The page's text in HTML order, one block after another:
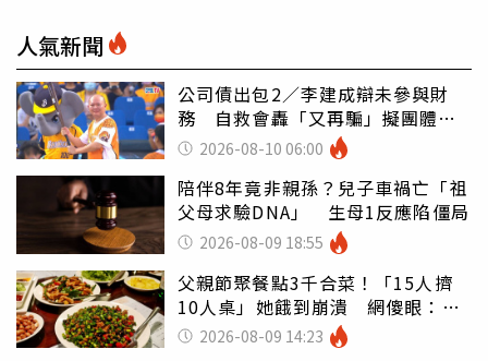
人氣新聞
公司債出包2／李建成辯未參與財
務 自救會轟「又再騙」擬團體訴
訟 2026-08-10 06:00
陪伴8年竟非親孫？兒子車禍亡「祖
父母求驗DNA」 生母1反應陷僵局
2026-08-09 18:55
父親節聚餐點3千合菜！「15人擠
10人桌」她餓到崩潰 網傻眼：讓
店家看笑話
2026-08-09 14:23